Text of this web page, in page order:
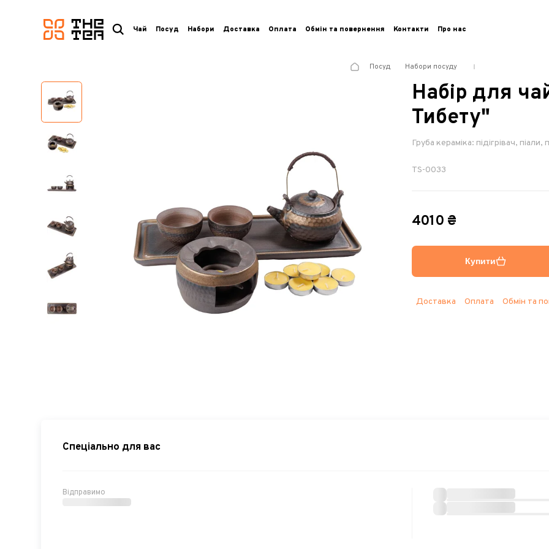
логотип
Чай Посуд Набори Доставка Оплата Обмін та повернення Контакти Про нас
Посуд Набори посуду
Набір для
Тибету"
Груба кераміка: підігрівач, піали,
TS-0033
4010 ₴
Купити
Доставка Оплата Обмін та
Спеціально для вас
Відправимо